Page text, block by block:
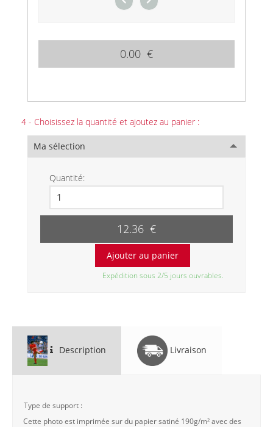
0.00 €
4 - Choisissez la quantité et ajoutez au panier :
Ma sélection
Quantité:
12.36 €
Expédition sous 2/5 jours ouvrables.
Description Livraison
Type de support :
Cette photo est imprimée sur du papier satiné 190g/m² avec des